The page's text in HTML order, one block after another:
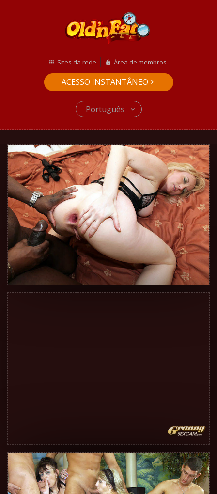
Português
Sites da rede Área de membros
ACESSO INSTANTÂNEO